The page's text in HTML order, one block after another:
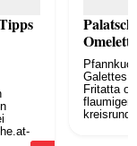
Galettes,
Fritatta
flaumigen